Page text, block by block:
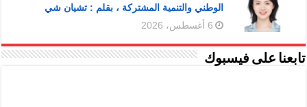
الوطني والتنمية المشتركة ، بقلم : تشيان شي
6 أغسطس، 2026
تابعنا على فيسبوك